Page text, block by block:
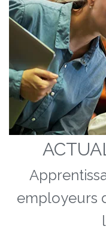
employeurs